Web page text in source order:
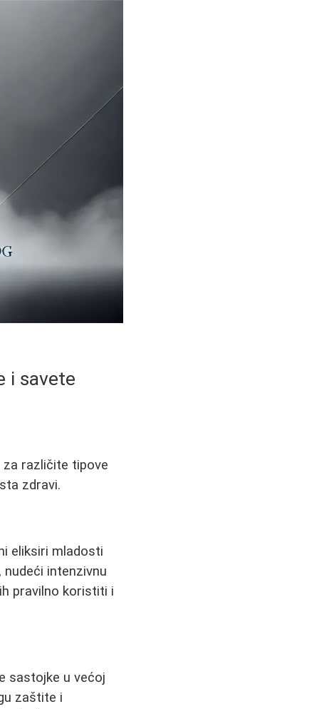
i savete
različite tipove
zdravi.
eliksiri mladosti
intenzivnu
pravilno koristiti i
sastojke u većoj
zaštite i